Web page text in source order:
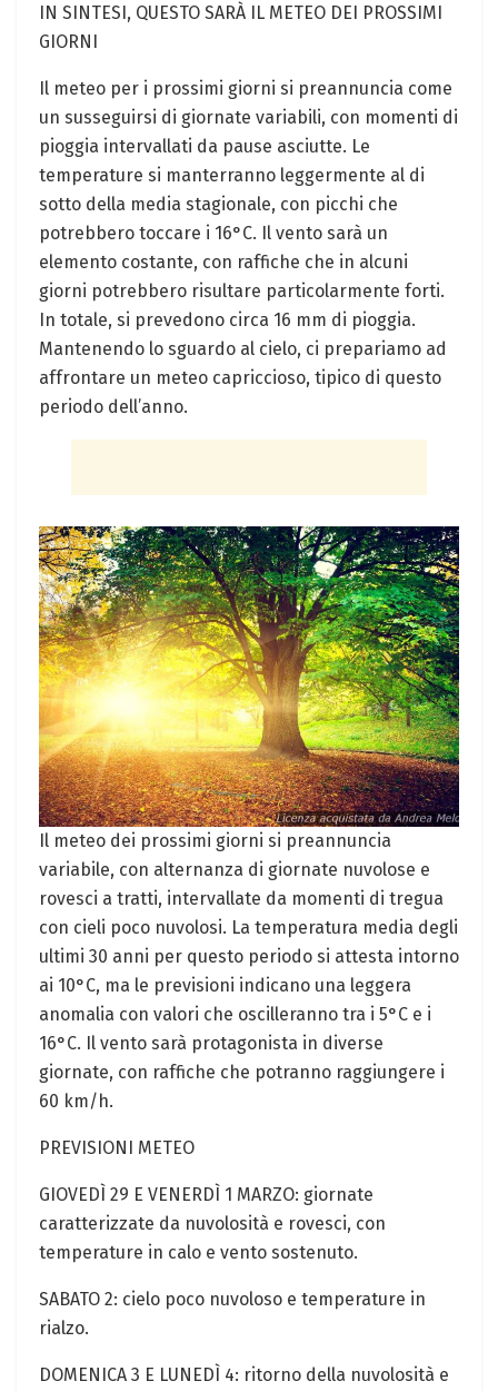
IN SINTESI, QUESTO SARÀ IL METEO DEI PROSSIMI
GIORNI
Il meteo per i prossimi giorni ⁣si preannuncia come⁢
un susseguirsi di ‍giornate variabili,‍ con momenti di
pioggia intervallati da pause asciutte. Le
‍temperature si ​manterranno leggermente al di
sotto della media stagionale, con ‍picchi‌ che
potrebbero ‍toccare⁣ i 16°C. Il vento sarà un
elemento ​costante, con raffiche che in alcuni
giorni potrebbero ‍risultare⁢ particolarmente forti.
In ​totale, si prevedono circa 16 mm di⁤ pioggia.
Mantenendo ⁢lo⁤ sguardo al cielo, ci prepariamo ad
affrontare un meteo ⁤capriccioso, tipico di questo
⁤periodo dell’anno.
Il meteo dei prossimi ⁢giorni ⁤si ‌preannuncia
variabile, con alternanza di giornate nuvolose e
rovesci a tratti, intervallate da momenti di⁤ tregua
con cieli poco nuvolosi. La temperatura media degli
ultimi 30 anni per questo periodo si attesta intorno
ai 10°C, ma le previsioni indicano una leggera
anomalia‌ con valori che oscilleranno‍ tra i 5°C e i
16°C. ⁤Il vento sarà protagonista ⁣in ⁢diverse​
giornate, con raffiche che potranno⁣ raggiungere ‌i
‍60⁤ km/h.
PREVISIONI ⁣METEO
GIOVEDÌ 29 E ⁤VENERDÌ 1 MARZO: giornate
caratterizzate da nuvolosità e rovesci, con
temperature in ‌calo e‍ vento sostenuto.
SABATO 2: cielo poco nuvoloso e temperature‍ in
rialzo.
DOMENICA 3 E LUNEDÌ 4: ritorno della nuvolosità e